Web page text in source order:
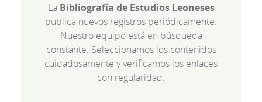
La Bibliografía de Estudios Leoneses
publica nuevos registros periódicamente.
Nuestro equipo está en búsqueda
constante. Seleccionamos los contenidos
cuidadosamente y verificamos los enlaces
con regularidad.